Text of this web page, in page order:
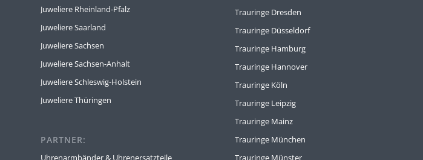
Juweliere Rheinland-Pfalz
Juweliere Saarland
Juweliere Sachsen
Juweliere Sachsen-Anhalt
Juweliere Schleswig-Holstein
Juweliere Thüringen
PARTNER:
Uhrenarmbänder & Uhrenersatzteile
Trauringe Dresden
Trauringe Düsseldorf
Trauringe Hamburg
Trauringe Hannover
Trauringe Köln
Trauringe Leipzig
Trauringe Mainz
Trauringe München
Trauringe Münster